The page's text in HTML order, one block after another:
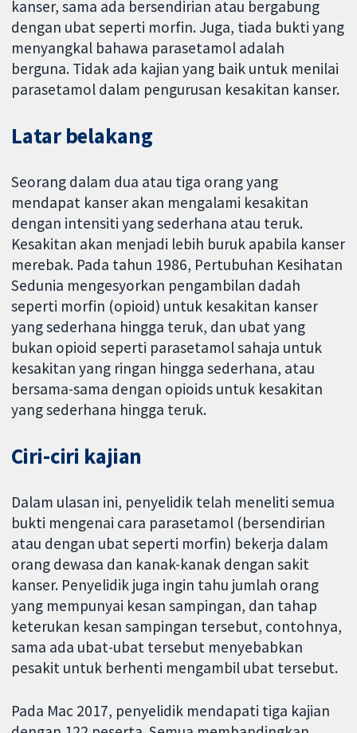
kanser, sama ada bersendirian atau bergabung
dengan ubat seperti morfin. Juga, tiada bukti yang
menyangkal bahawa parasetamol adalah
berguna. Tidak ada kajian yang baik untuk menilai
parasetamol dalam pengurusan kesakitan kanser.
Latar belakang
Seorang dalam dua atau tiga orang yang
mendapat kanser akan mengalami kesakitan
dengan intensiti yang sederhana atau teruk.
Kesakitan akan menjadi lebih buruk apabila kanser
merebak. Pada tahun 1986, Pertubuhan Kesihatan
Sedunia mengesyorkan pengambilan dadah
seperti morfin (opioid) untuk kesakitan kanser
yang sederhana hingga teruk, dan ubat yang
bukan opioid seperti parasetamol sahaja untuk
kesakitan yang ringan hingga sederhana, atau
bersama-sama dengan opioids untuk kesakitan
yang sederhana hingga teruk.
Ciri-ciri kajian
Dalam ulasan ini, penyelidik telah meneliti semua
bukti mengenai cara parasetamol (bersendirian
atau dengan ubat seperti morfin) bekerja dalam
orang dewasa dan kanak-kanak dengan sakit
kanser. Penyelidik juga ingin tahu jumlah orang
yang mempunyai kesan sampingan, dan tahap
keterukan kesan sampingan tersebut, contohnya,
sama ada ubat-ubat tersebut menyebabkan
pesakit untuk berhenti mengambil ubat tersebut.
Pada Mac 2017, penyelidik mendapati tiga kajian